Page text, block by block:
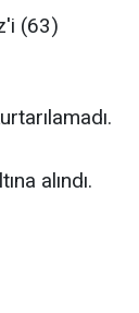
(63)
alındı.